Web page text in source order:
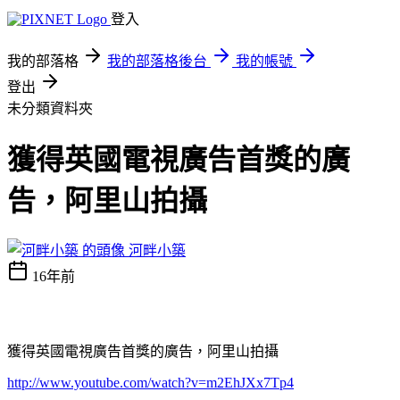
登入
我的部落格 我的部落格後台
我的帳號
登出
未分類資料夾
獲得英國電視廣告首獎的廣
告，阿里山拍攝
河畔小築
16年前
獲得英國電視廣告首獎的廣告，阿里山拍攝
http://www.youtube.com/watch?v=m2EhJXx7Tp4